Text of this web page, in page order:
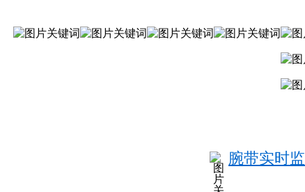
腕带实时